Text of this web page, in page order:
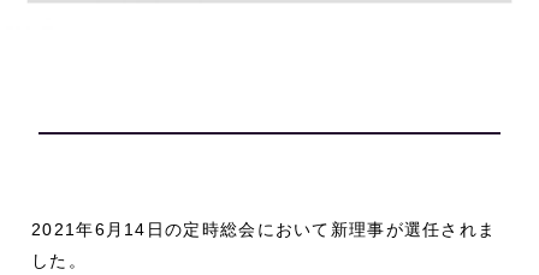
2021年6月14日の定時総会において新理事が選任されま
した。